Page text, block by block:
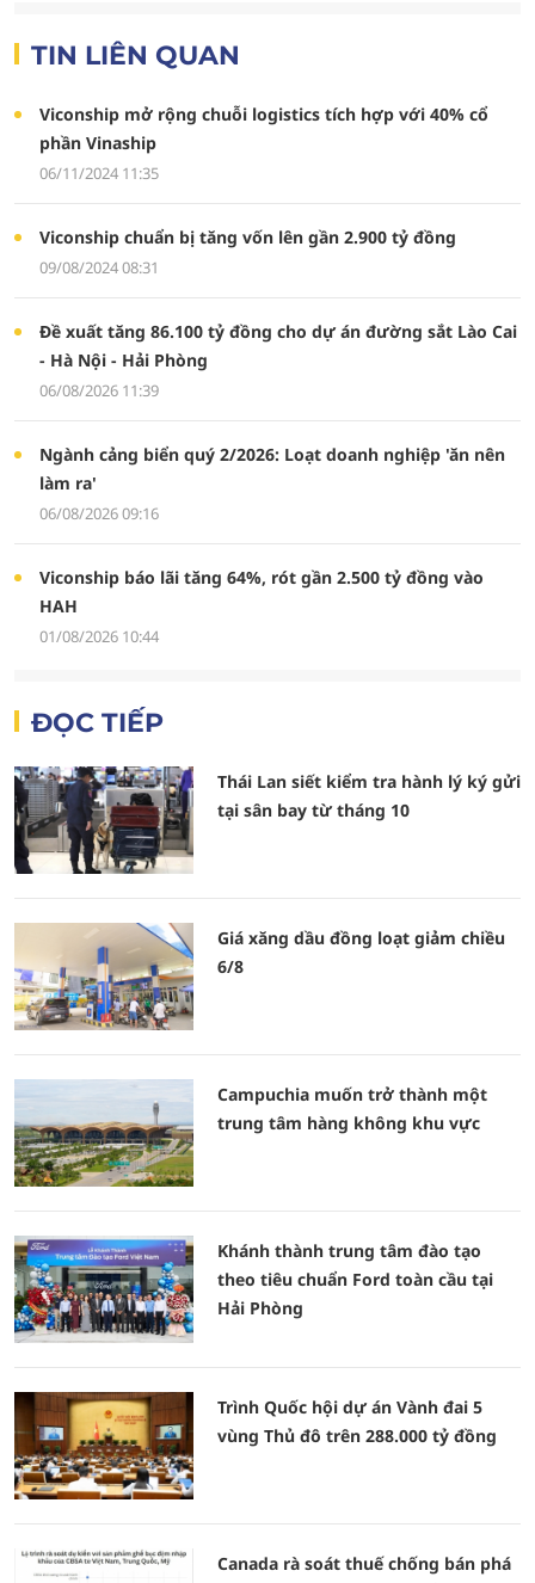
TIN LIÊN QUAN
Viconship mở rộng chuỗi logistics tích hợp với 40% cổ
phần Vinaship
06/11/2024 11:35
Viconship chuẩn bị tăng vốn lên gần 2.900 tỷ đồng
09/08/2024 08:31
Đề xuất tăng 86.100 tỷ đồng cho dự án đường sắt Lào Cai
- Hà Nội - Hải Phòng
06/08/2026 11:39
Ngành cảng biển quý 2/2026: Loạt doanh nghiệp 'ăn nên
làm ra'
06/08/2026 09:16
Viconship báo lãi tăng 64%, rót gần 2.500 tỷ đồng vào
HAH
01/08/2026 10:44
ĐỌC TIẾP
Thái Lan siết kiểm tra hành lý ký gửi
tại sân bay từ tháng 10
Giá xăng dầu đồng loạt giảm chiều
6/8
Campuchia muốn trở thành một
trung tâm hàng không khu vực
Khánh thành trung tâm đào tạo
theo tiêu chuẩn Ford toàn cầu tại
Hải Phòng
Trình Quốc hội dự án Vành đai 5
vùng Thủ đô trên 288.000 tỷ đồng
Canada rà soát thuế chống bán phá